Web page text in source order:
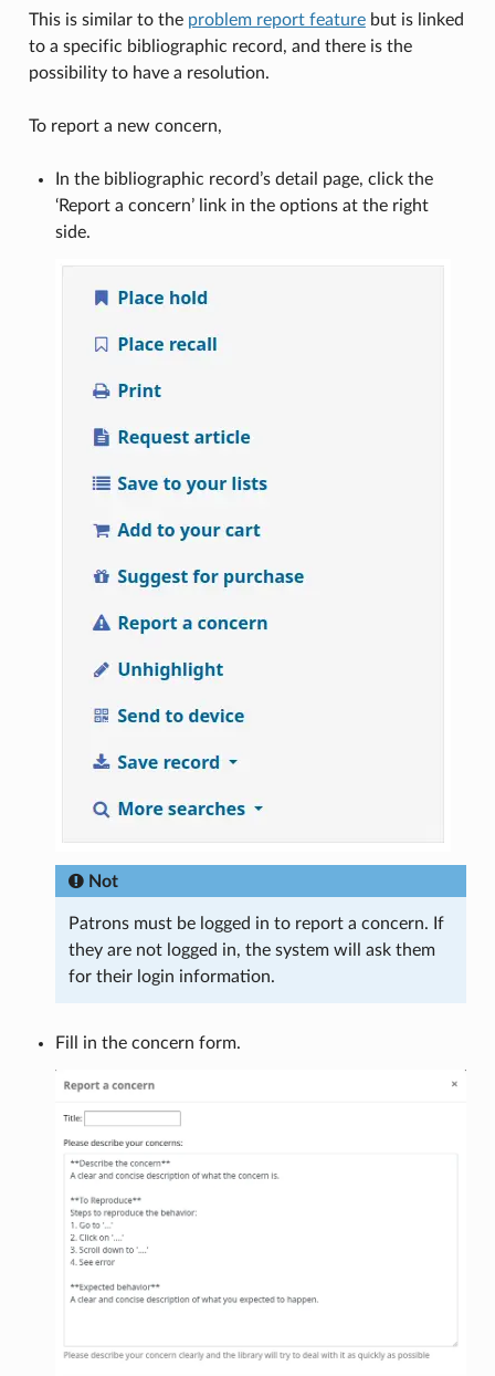
This is similar to the problem report featurebut is linked
to a specific bibliographic record, and there is the
possibility to have a resolution.
To report a new concern,
In the bibliographic record’s detail page, click the
‘Report a concern’ link in the options at the right
side.
Not
Patrons must be logged in to report a concern. If
they are not logged in, the system will ask them
for their login information.
Fill in the concern form.